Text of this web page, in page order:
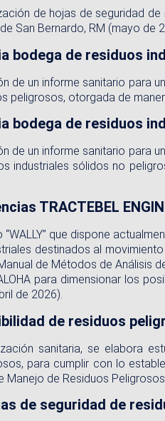
de hojas de seguridad
San Bernardo, RM (mayo de
bodega de residuos
de un informe sanitario para
peligrosos, otorgada de
bodega de residuos
de un informe sanitario para
industriales sólidos no
TRACTEBEL
que dispone
destinados al
de Métodos de Análisis
para dimensionar los
de 2026).
de residuos
sanitaria, se elabora
para cumplir con lo
de Residuos
de seguridad de